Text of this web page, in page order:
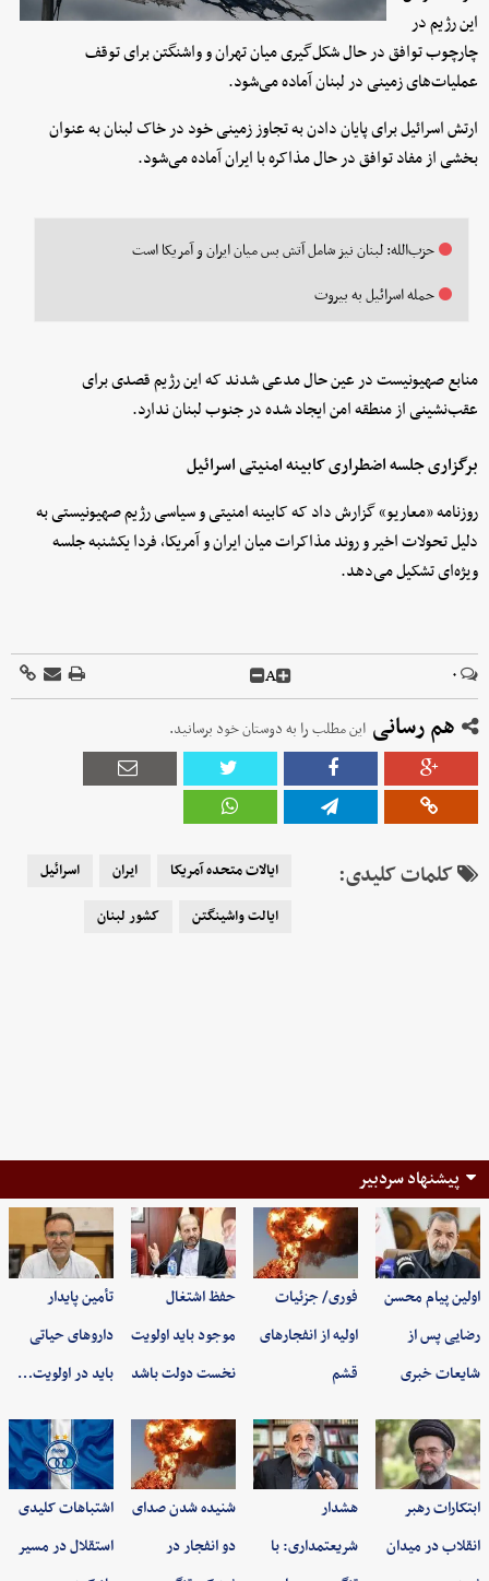
این رژیم در
چارچوب توافق در حال شکل‌گیری میان تهران و واشنگتن برای توقف
عملیات‌های زمینی در لبنان آماده می‌شود.
ارتش اسرائیل برای پایان دادن به تجاوز زمینی خود در خاک لبنان به عنوان
بخشی از مفاد توافق در حال مذاکره با ایران آماده می‌شود.
حزب‌الله: لبنان نیز شامل آتش بس میان ایران و آمریکا است
حمله اسرائیل به بیروت
منابع صهیونیست در عین حال مدعی شدند که این رژیم قصدی برای
عقب‌نشینی از منطقه امن ایجاد شده در جنوب لبنان ندارد.
برگزاری جلسه اضطراری کابینه امنیتی اسرائیل
روزنامه «معاریو» گزارش داد که کابینه امنیتی و سیاسی رژیم صهیونیستی به
دلیل تحولات اخیر و روند مذاکرات میان ایران و آمریکا، فردا یکشنبه جلسه
ویژه‌ای تشکیل می‌دهد.
۰ A
هم رسانی این مطلب را به دوستان خود برسانید.
کلمات کلیدی: ایالات متحده آمریکا ایران
اسرائیل
ایالت واشینگتن
کشور لبنان
پیشنهاد سردبیر
اولین پیام محسن
رضایی پس از
شایعات خبری
فوری/ جزئیات
اولیه از انفجارهای
قشم
حفظ اشتغال
موجود باید اولویت
نخست دولت باشد
تأمین پایدار
داروهای حیاتی
باید در اولویت…
ابتکارات رهبر
انقلاب در میدان
هشدار
شریعتمداری: با
شنیده شدن صدای
دو انفجار در
اشتباهات کلیدی
استقلال در مسیر